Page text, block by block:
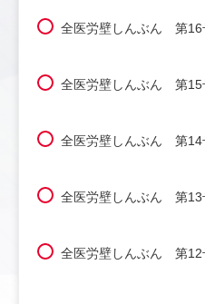
全医労壁しんぶん 第16
全医労壁しんぶん 第15
全医労壁しんぶん 第14
全医労壁しんぶん 第13
全医労壁しんぶん 第12